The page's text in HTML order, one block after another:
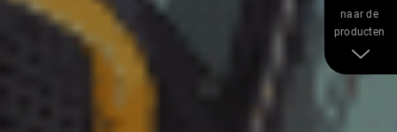
naar de
producten